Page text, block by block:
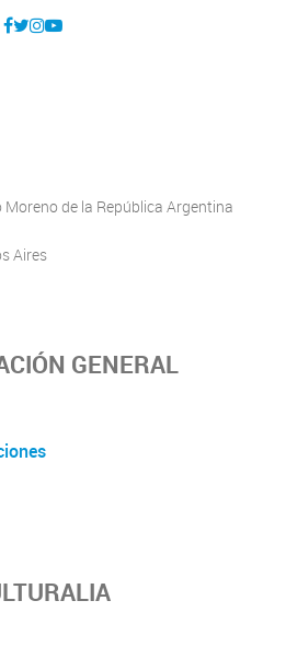
de la República Argentina
Aires
GENERAL